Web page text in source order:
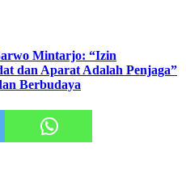
Mintarjo: “Izin
dan Aparat Adalah Penjaga”
Berbudaya